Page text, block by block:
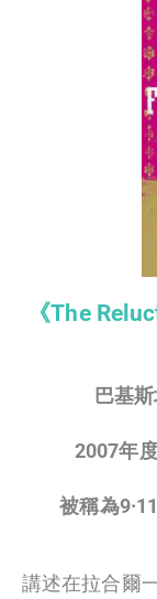
《The
巴基
2007年
被稱為
講述在拉合爾